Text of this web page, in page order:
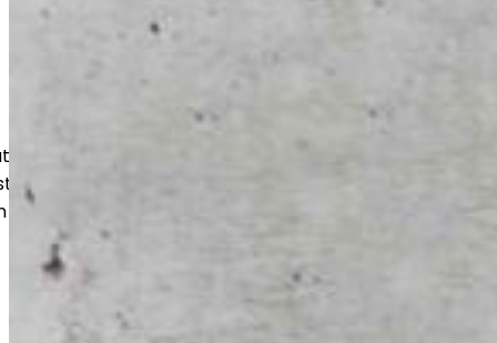
julkisille toimijoille luotettavasti
mukaisesti. Huomioimme tilojen
pitkän käyttöiän.